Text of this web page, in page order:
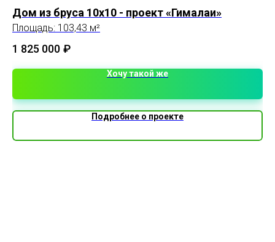
Дом из бруса 10х10 - проект «Гималаи»
Площадь: 103,43 м²
1 825 000 ₽
Хочу такой же
Подробнее о проекте